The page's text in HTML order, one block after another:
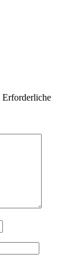
Erforderliche